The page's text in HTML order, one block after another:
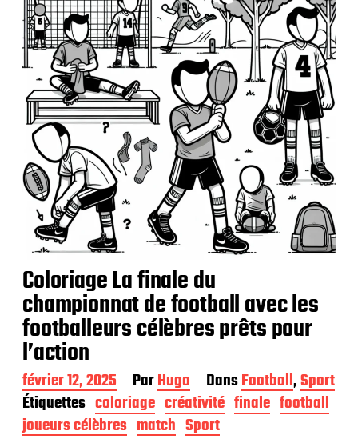
c
a
t
i
n
Coloriage La finale du
championnat de football avec les
footballeurs célèbres prêts pour
l’action
D
a
t
e
février 12, 2025 ParHugo DansFootball,Sport
Étiquettes coloriage créativité finale football
joueurs célèbres match Sport